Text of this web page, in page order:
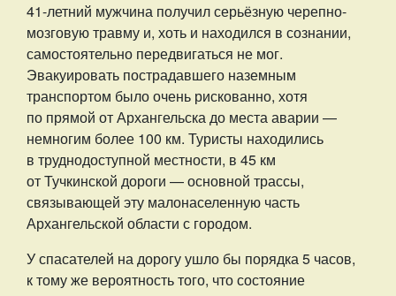
41-летний мужчина получил серьёзную черепно-
мозговую травму и, хоть и находился в сознании,
самостоятельно передвигаться не мог.
Эвакуировать пострадавшего наземным
транспортом было очень рискованно, хотя
по прямой от Архангельска до места аварии —
немногим более 100 км. Туристы находились
в труднодоступной местности, в 45 км
от Тучкинской дороги — основной трассы,
связывающей эту малонаселенную часть
Архангельской области с городом.
У спасателей на дорогу ушло бы порядка 5 часов,
к тому же вероятность того, что состояние